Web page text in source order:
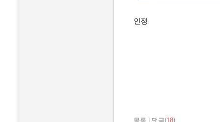
인정
목록 댓글(18)